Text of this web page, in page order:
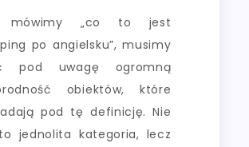
mówimy „co to jest
po angielsku”, musimy
pod uwagę ogromną
obiektów, które
pod tę definicję. Nie
jednolita kategoria, lecz